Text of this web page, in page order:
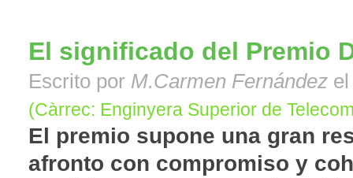
El significado del Premio
Escrito por M.Carmen Fernández
(Càrrec: Enginyera Superior de
El premio supone una gran
afronto con compromiso y